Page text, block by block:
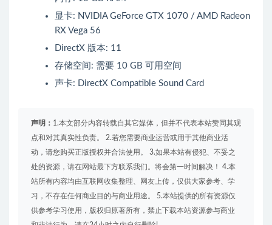
显卡: NVIDIA GeForce GTX 1070 / AMD Radeon
RX Vega 56
DirectX 版本: 11
存储空间: 需要 10 GB 可用空间
声卡: DirectX Compatible Sound Card
声明： 1.本文部分内容转载自其它媒体，但并不代表本站赞同其观
点和对其真实性负责。 2.若您需要商业运营或用于其他商业活
动，请您购买正版授权并合法使用。 3.如果本站有侵犯、不妥之
处的资源，请在网站最下方联系我们。将会第一时间解决！ 4.本
站所有内容均由互联网收集整理、网友上传，仅供大家参考、学
习，不存在任何商业目的与商业用途。 5.本站提供的所有资源仅
供参考学习使用，版权归原著所有，禁止下载本站资源参与商业